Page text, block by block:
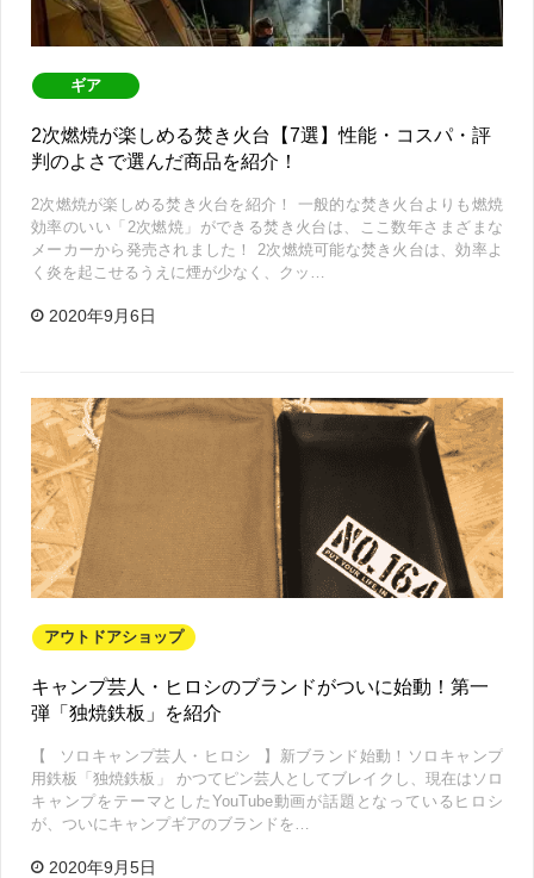
ギア
2次燃焼が楽しめる焚き火台【7選】性能・コスパ・評
判のよさで選んだ商品を紹介！
2次燃焼が楽しめる焚き火台を紹介！ 一般的な焚き火台よりも燃焼
効率のいい「2次燃焼」ができる焚き火台は、ここ数年さまざまな
メーカーから発売されました！ 2次燃焼可能な焚き火台は、効率よ
く炎を起こせるうえに煙が少なく、クッ…
2020年9月6日
アウトドアショップ
キャンプ芸人・ヒロシのブランドがついに始動！第一
弾「独焼鉄板」を紹介
【⠀ソロキャンプ芸人・ヒロシ⠀】新ブランド始動！ソロキャンプ
用鉄板「独焼鉄板」 かつてピン芸人としてブレイクし、現在はソロ
キャンプをテーマとしたYouTube動画が話題となっているヒロシ
が、ついにキャンプギアのブランドを…
2020年9月5日